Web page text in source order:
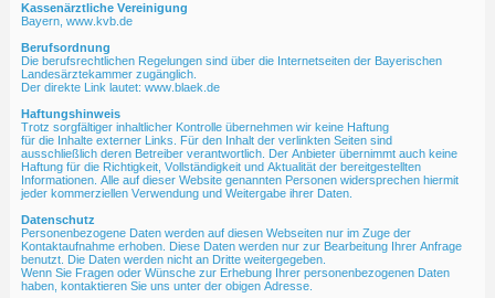
Kassenärztliche Vereinigung
Bayern, www.kvb.de
Berufsordnung
Die berufsrechtlichen Regelungen sind über die Internetseiten der Bayerischen
Landesärztekammer zugänglich.
Der direkte Link lautet: www.blaek.de
Haftungshinweis
Trotz sorgfältiger inhaltlicher Kontrolle übernehmen wir keine Haftung
für die Inhalte externer Links. Für den Inhalt der verlinkten Seiten sind
ausschließlich deren Betreiber verantwortlich. Der Anbieter übernimmt auch keine
Haftung für die Richtigkeit, Vollständigkeit und Aktualität der bereitgestellten
Informationen. Alle auf dieser Website genannten Personen widersprechen hiermit
jeder kommerziellen Verwendung und Weitergabe ihrer Daten.
Datenschutz
Personenbezogene Daten werden auf diesen Webseiten nur im Zuge der
Kontaktaufnahme erhoben. Diese Daten werden nur zur Bearbeitung Ihrer Anfrage
benutzt. Die Daten werden nicht an Dritte weitergegeben.
Wenn Sie Fragen oder Wünsche zur Erhebung Ihrer personenbezogenen Daten
haben, kontaktieren Sie uns unter der obigen Adresse.